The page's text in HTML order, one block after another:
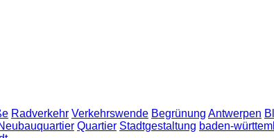
Radverkehr Verkehrswende Begrünung Antwerpen
Quartier Stadtgestaltung baden-